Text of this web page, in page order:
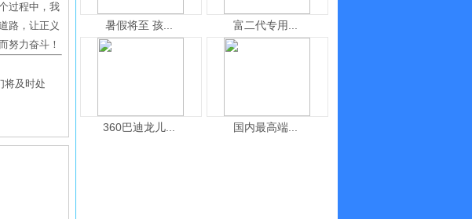
过程中，我
路，让正义
努力奋斗！
将及时处
暑假将至 孩... 富二代专用...
360巴迪龙儿... 国内最高端...